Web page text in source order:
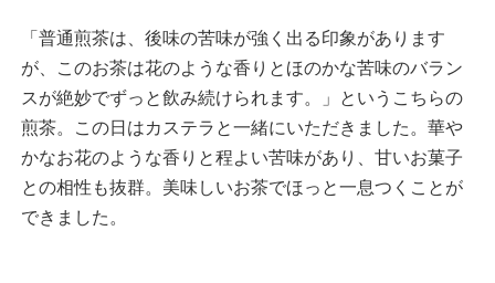
「普通煎茶は、後味の苦味が強く出る印象があります
が、このお茶は花のような香りとほのかな苦味のバラン
スが絶妙でずっと飲み続けられます。」というこちらの
煎茶。この日はカステラと一緒にいただきました。華や
かなお花のような香りと程よい苦味があり、甘いお菓子
との相性も抜群。美味しいお茶でほっと一息つくことが
できました。